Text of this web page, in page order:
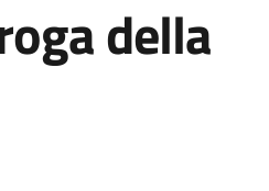
della